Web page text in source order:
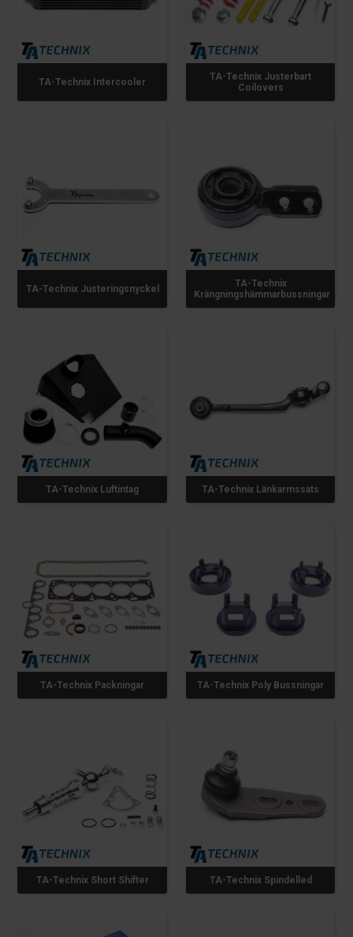
TA-Technix Intercooler
TA-Technix Justerbart
Coilovers
TA-Technix Justeringsnyckel
TA-Technix
Krängningshämmarbussningar
TA-Technix Luftintag TA-Technix Länkarmssats
TA-Technix Packningar TA-Technix Poly Bussningar
TA-Technix Short Shifter TA-Technix Spindelled